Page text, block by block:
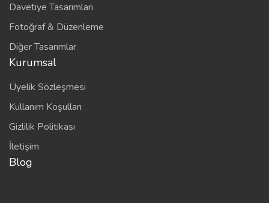
Davetiye Tasarımları
Fotoğraf & Düzenleme
Diğer Tasarımlar
Kurumsal
Üyelik Sözleşmesi
Kullanım Koşulları
Gizlilik Politikası
İletişim
Blog